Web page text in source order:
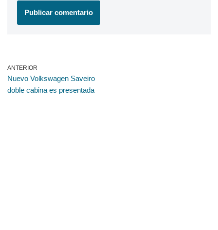
ANTERIOR
Nuevo Volkswagen Saveiro
doble cabina es presentada